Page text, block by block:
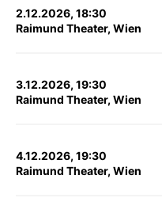
2.12.2026, 18:30
Raimund Theater, Wien
3.12.2026, 19:30
Raimund Theater, Wien
4.12.2026, 19:30
Raimund Theater, Wien